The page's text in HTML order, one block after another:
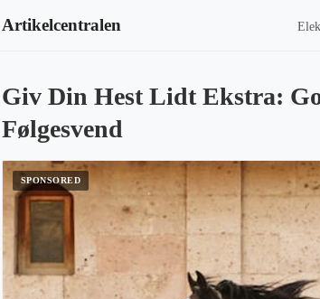
Artikelcentralen
Giv Din Hest Lidt Ekstra:
Følgesvend